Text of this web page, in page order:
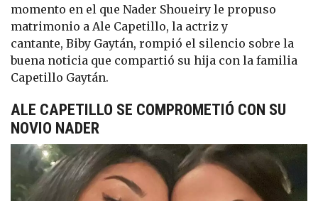
momento en el que Nader Shoueiry le propuso
matrimonio a Ale Capetillo, la actriz y
cantante, Biby Gaytán, rompió el silencio sobre la
buena noticia que compartió su hija con la familia
Capetillo Gaytán.
ALE CAPETILLO SE COMPROMETIÓ CON SU
NOVIO NADER